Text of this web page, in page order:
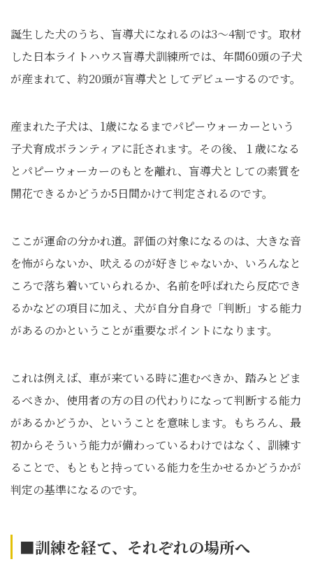
誕生した犬のうち、盲導犬になれるのは3～4割です。取材
した日本ライトハウス盲導犬訓練所では、年間60頭の子犬
が産まれて、約20頭が盲導犬としてデビューするのです。
産まれた子犬は、1歳になるまでパピーウォーカーという
子犬育成ボランティアに託されます。その後、１歳になる
とパピーウォーカーのもとを離れ、盲導犬としての素質を
開花できるかどうか5日間かけて判定されるのです。
ここが運命の分かれ道。評価の対象になるのは、大きな音
を怖がらないか、吠えるのが好きじゃないか、いろんなと
ころで落ち着いていられるか、名前を呼ばれたら反応でき
るかなどの項目に加え、犬が自分自身で「判断」する能力
があるのかということが重要なポイントになります。
これは例えば、車が来ている時に進むべきか、踏みとどま
るべきか、使用者の方の目の代わりになって判断する能力
があるかどうか、ということを意味します。もちろん、最
初からそういう能力が備わっているわけではなく、訓練す
ることで、もともと持っている能力を生かせるかどうかが
判定の基準になるのです。
■訓練を経て、それぞれの場所へ